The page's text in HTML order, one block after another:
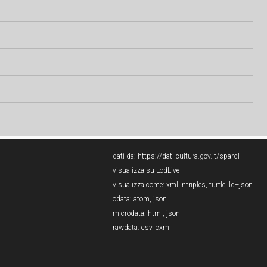
dati da: https://dati.cultura.gov.it/sparql
visualizza su LodLive
visualizza come: xml , ntriples, turtle, ld+json
odata: atom, json
microdata: html , json
rawdata: csv, cxml